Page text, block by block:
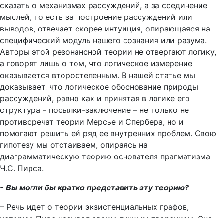
сказать о механизмах рассуждений, а за соединение
мыслей, то есть за построение рассуждений или
выводов, отвечает скорее интуиция, опирающаяся на
специфический модуль нашего сознания или разума.
Авторы этой резонансной теории не отвергают логику,
а говорят лишь о том, что логическое измерение
оказывается второстепенным. В нашей статье мы
доказывает, что логическое обоснование природы
рассуждений, равно как и принятая в логике его
структура – посылки-заключение – не только не
противоречат теории Мерсье и Спербера, но и
помогают решить ей ряд ее внутренних проблем. Свою
гипотезу мы отстаиваем, опираясь на
диаграмматическую теорию основателя прагматизма
Ч.С. Пирса.
- Вы могли бы кратко представить эту теорию?
– Речь идет о теории экзистенциальных графов,